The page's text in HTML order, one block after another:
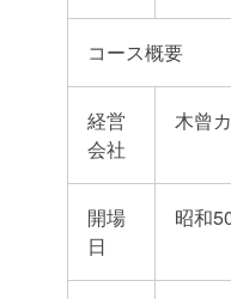
コース概要
経営
会社
木曾
開場
日
昭和